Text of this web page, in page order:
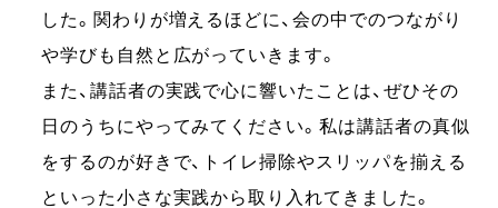
した。関わりが増えるほどに、会の中でのつながり
や学びも自然と広がっていきます。
また、講話者の実践で心に響いたことは、ぜひその
日のうちにやってみてください。私は講話者の真似
をするのが好きで、トイレ掃除やスリッパを揃える
といった小さな実践から取り入れてきました。